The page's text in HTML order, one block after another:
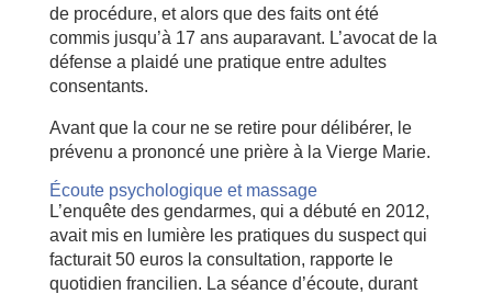
de procédure, et alors que des faits ont été
commis jusqu’à 17 ans auparavant. L’avocat de la
défense a plaidé une pratique entre adultes
consentants.
Avant que la cour ne se retire pour délibérer, le
prévenu a prononcé une prière à la Vierge Marie.
Écoute psychologique et massage
L’enquête des gendarmes, qui a débuté en 2012,
avait mis en lumière les pratiques du suspect qui
facturait 50 euros la consultation, rapporte le
quotidien francilien. La séance d’écoute, durant